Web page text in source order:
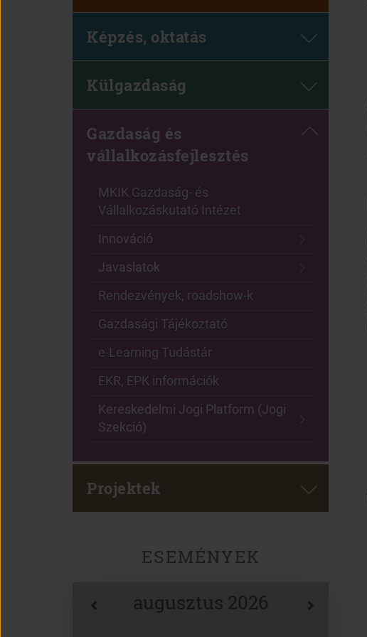
Képzés, oktatás
Külgazdaság
Gazdaság és
vállalkozásfejlesztés
MKIK Gazdaság- és
Vállalkozáskutató Intézet
Innováció
Javaslatok
Rendezvények, roadshow-k
Gazdasági Tájékoztató
e-Learning Tudástár
EKR, EPK információk
Kereskedelmi Jogi Platform (Jogi
Szekció)
Projektek
ESEMÉNYEK
augusztus 2026